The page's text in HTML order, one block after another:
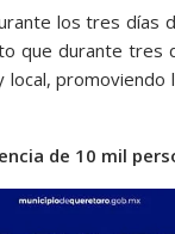
los tres días
que durante tres
local, promoviendo
de 10 mil